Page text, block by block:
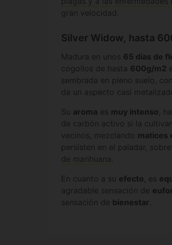
gran velocidad.
Silver Widow, hasta
Madura en unos 65 días de
cogollos de hasta 600g/m2
sembrada en pleno suelo,
da un aspecto casi
Su aroma es muy intenso,
de carbón activo si la
vecinos, mezclando matices
persisten en el paladar,
de marihuana .
En cuanto a su efecto, es
agradable sensación de
sensación de bienestar.